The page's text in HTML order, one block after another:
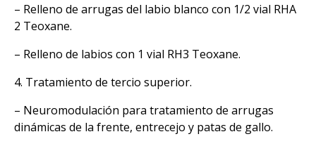
– Relleno de arrugas del labio blanco con 1/2 vial RHA
2 Teoxane.
– Relleno de labios con 1 vial RH3 Teoxane.
4. Tratamiento de tercio superior.
– Neuromodulación para tratamiento de arrugas
dinámicas de la frente, entrecejo y patas de gallo.